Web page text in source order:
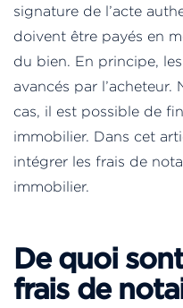
signature de l’acte
doivent être payés en
du bien. En principe,
avancés par l’acheteur.
cas, il est possible de
immobilier. Dans cet
intégrer les frais de
immobilier.
De quoi
frais de